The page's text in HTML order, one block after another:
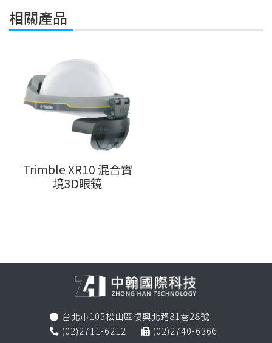
相關產品
Trimble XR10 混合實
境3D眼鏡
 台北市105松山區復興北路81巷28號
 (02)2711-6212  (02)2740-6366